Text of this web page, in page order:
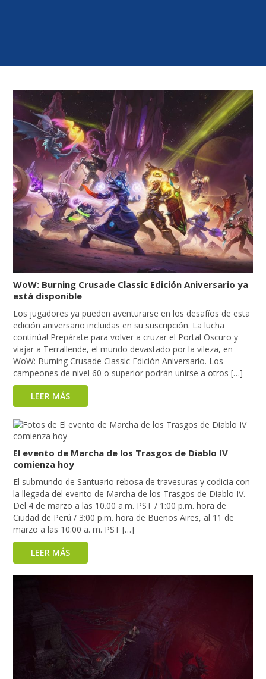
WoW: Burning Crusade Classic Edición Aniversario ya
está disponible
Los jugadores ya pueden aventurarse en los desafíos de esta
edición aniversario incluidas en su suscripción. La lucha
continúa! Prepárate para volver a cruzar el Portal Oscuro y
viajar a Terrallende, el mundo devastado por la vileza, en
WoW: Burning Crusade Classic Edición Aniversario. Los
campeones de nivel 60 o superior podrán unirse a otros […]
LEER MÁS
El evento de Marcha de los Trasgos de Diablo IV
comienza hoy
El submundo de Santuario rebosa de travesuras y codicia con
la llegada del evento de Marcha de los Trasgos de Diablo IV.
Del 4 de marzo a las 10.00 a.m. PST / 1:00 p.m. hora de
Ciudad de Perú / 3:00 p.m. hora de Buenos Aires, al 11 de
marzo a las 10:00 a. m. PST […]
LEER MÁS